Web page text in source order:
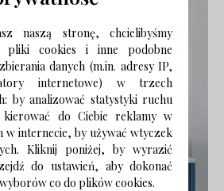
naszą stronę, chcielibyśmy
pliki cookies i inne podobne
danych (m.in. adresy IP,
internetowe) w trzech
by analizować statystyki ruchu
do Ciebie reklamy w
w internecie, by używać wtyczek
Kliknij poniżej, by wyrazić
do ustawień, aby dokonać
co do plików cookies.